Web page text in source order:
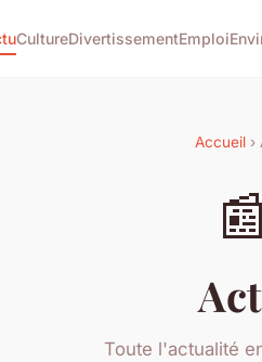
CultureDivertissementEmploi
Accueil›
📰
Toute l'actualité